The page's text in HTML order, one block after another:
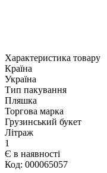
Характеристика товару
Країна
Україна
Тип пакування
Пляшка
Торгова марка
Грузинський букет
Літраж
1
Є в наявності
Код: 000065057